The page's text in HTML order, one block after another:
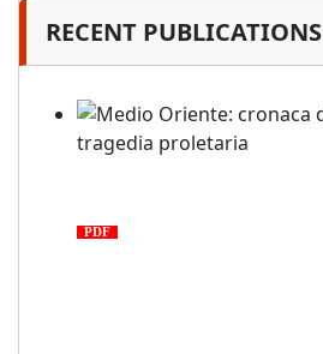
RECENT PUBLICATIONS
PDF